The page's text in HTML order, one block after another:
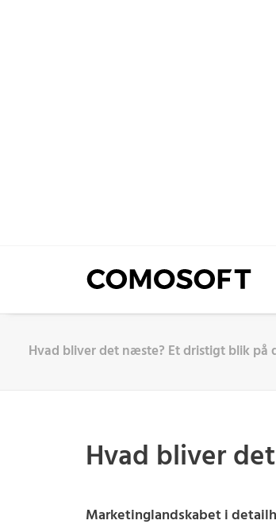
Hvad bliver det næste? Et dristigt blik på
Hvad bliver
Marketinglandskabet i